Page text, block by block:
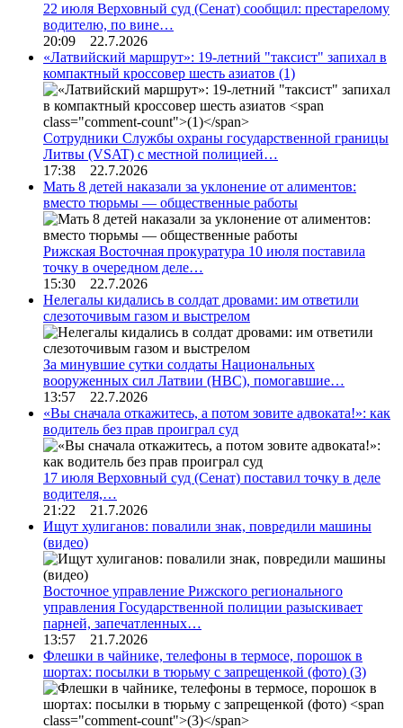
22 июля Верховный суд (Сенат) сообщил: престарелому
водителю, по вине…
20:09 22.7.2026
«Латвийский маршрут»: 19-летний "таксист" запихал в
компактный кроссовер шесть азиатов (1)
Сотрудники Службы охраны государственной границы
Литвы (VSAT) с местной полицией…
17:38 22.7.2026
Мать 8 детей наказали за уклонение от алиментов:
вместо тюрьмы — общественные работы
Рижская Восточная прокуратура 10 июля поставила
точку в очередном деле…
15:30 22.7.2026
Нелегалы кидались в солдат дровами: им ответили
слезоточивым газом и выстрелом
За минувшие сутки солдаты Национальных
вооруженных сил Латвии (НВС), помогавшие…
13:57 22.7.2026
«Вы сначала откажитесь, а потом зовите адвоката!»: как
водитель без прав проиграл суд
17 июля Верховный суд (Сенат) поставил точку в деле
водителя,…
21:22 21.7.2026
Ищут хулиганов: повалили знак, повредили машины
(видео)
Восточное управление Рижского регионального
управления Государственной полиции разыскивает
парней, запечатленных…
13:57 21.7.2026
Флешки в чайнике, телефоны в термосе, порошок в
шортах: посылки в тюрьму с запрещенкой (фото) (3)